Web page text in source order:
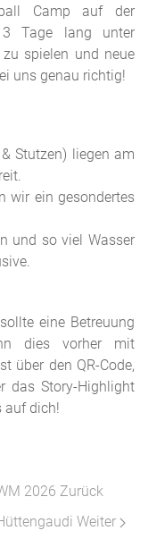
Camp auf der
Tage lang unter
spielen und neue
uns genau richtig!
Stutzen) liegen am
wir ein gesondertes
und so viel Wasser
eine Betreuung
dies vorher mit
über den QR-Code,
das Story-Highlight
auf dich!
2026 Zurück
Weiter